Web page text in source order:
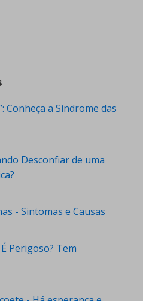
Conheça a Síndrome das
Desconfiar de uma
- Sintomas e Causas
Perigoso? Tem